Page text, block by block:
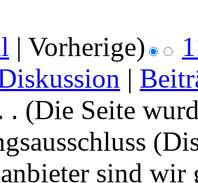
| Vorherige)
|
. (Die Seite
sind